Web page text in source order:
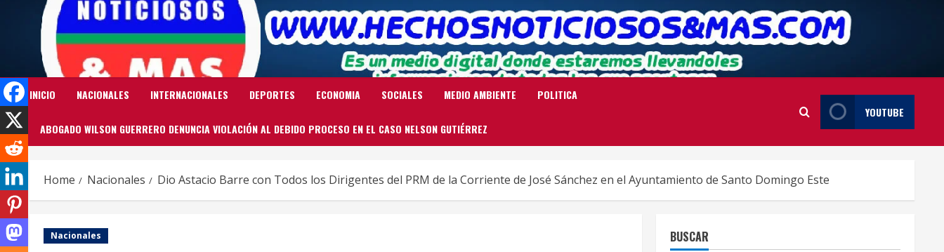
INICIO NACIONALES INTERNACIONALES DEPORTES ECONOMIA SOCIALES MEDIO AMBIENTE POLITICA
ABOGADO WILSON GUERRERO DENUNCIA VIOLACIÓN AL DEBIDO PROCESO EN EL CASO NELSON GUTIÉRREZ
YOUTUBE
Home Nacionales Dio Astacio Barre con Todos los Dirigentes del PRM de la Corriente de José Sánchez en el Ayuntamiento de Santo Domingo Este
Nacionales BUSCAR